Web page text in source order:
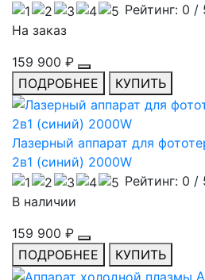
Рейтинг: 0 /
На заказ
159 900 ₽
ПОДРОБНЕЕ
КУПИТЬ
Лазерный аппарат для
2в1 (синий) 2000W
Рейтинг: 0 /
В наличии
159 900 ₽
ПОДРОБНЕЕ
КУПИТЬ